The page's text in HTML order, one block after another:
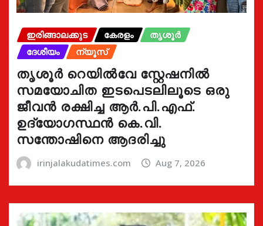
ഇരിങ്ങാലക്കുട കേരളം
തൃശൂർ
ദേശീയം
ന്യൂസ്
തൃശൂർ റെയിൽവേ സ്റ്റേഷനിൽ
സമയോചിത ഇടപെടലിലൂടെ ഒരു
ജീവൻ രക്ഷിച്ച ആർ.പി.എഫ്.
ഉദ്യോഗസ്ഥൻ കെ.വി.
സന്തോഷിനെ ആദരിച്ചു
irinjalakudatimes.com Aug 7, 2026